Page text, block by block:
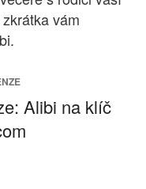
vám
Alibi na klíč